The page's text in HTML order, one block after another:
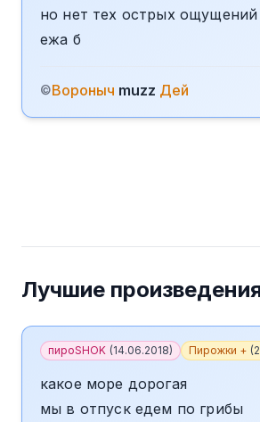
но нет тех острых ощущений
ежа б
©Вороныч muzz Дей
Лучшие
пироSHOK (14.06.2018) Пирожки + (
какое море дорогая
мы в отпуск едем по грибы